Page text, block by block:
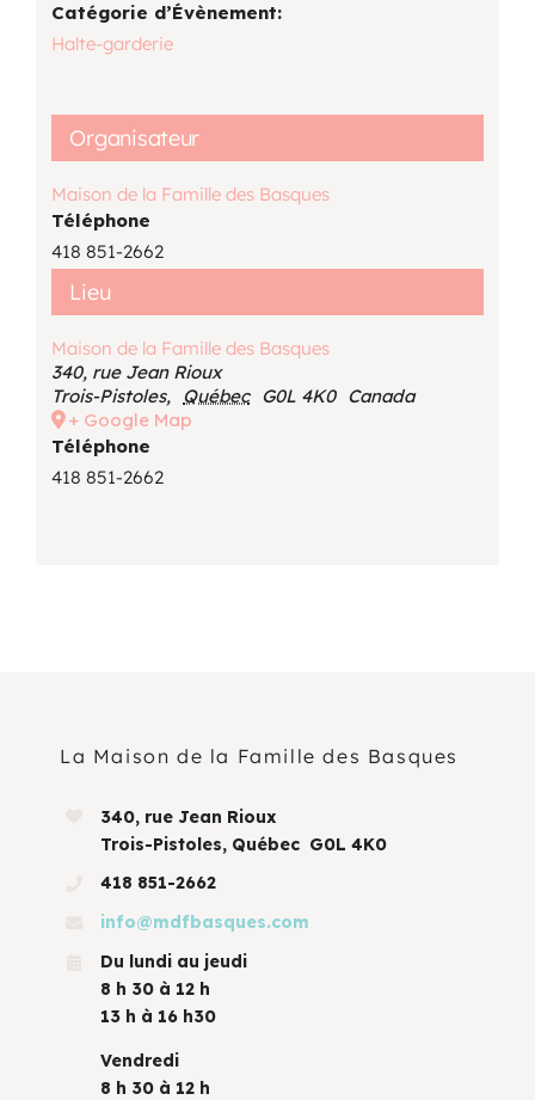
Catégorie d’Évènement:
Halte-garderie
Lieu
Maison de la Famille des Basques
340, rue Jean Rioux
Trois-Pistoles, Québec G0L 4K0 Canada
+ Google Map
Téléphone
418 851-2662
Organisateur
Maison de la Famille des Basques
Téléphone
418 851-2662
La Maison de la Famille des Basques
340, rue Jean Rioux
Trois-Pistoles, Québec G0L 4K0
418 851-2662
info@mdfbasques.com
Du lundi au jeudi
8 h 30 à 12 h
13 h à 16 h30
Vendredi
8 h 30 à 12 h